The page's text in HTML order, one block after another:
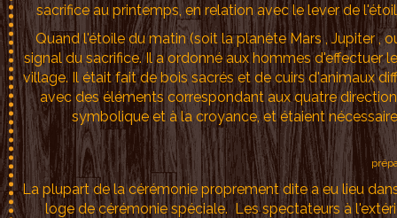
sacrifice au printemps, en relation avec le lever de
Quand l'étoile du matin (soit la planète Mars , Jupiter ,
signal du sacrifice. Il a ordonné aux hommes d'effectuer
village. Il était fait de bois sacrés et de cuirs d'animaux
avec des éléments correspondant aux quatre
symbolique et à la croyance, et étaient
La plupart de la cérémonie proprement dite a eu lieu
loge de cérémonie spéciale. Les spectateurs à